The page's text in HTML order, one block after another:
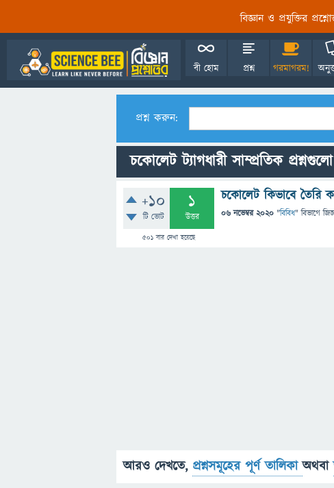
বিজ্ঞান ও প্রযুক্তির
বী হোম প্রশ্ন গরমাগরম!
প্রশ্ন করুন:
চকোলেট ট্যাগধারী সাম্প্রতিক প্রশ্নগুলো
+10
টি ভোট
1
উত্তর
501 বার দেখা হয়েছে
চকোলেট কিভাবে তৈরি
06 নভেম্বর 2020 "বিবিধ" বিভাগে
আরও দেখতে, প্রশ্নসমূহের পূর্ণ তালিকাঅথবা